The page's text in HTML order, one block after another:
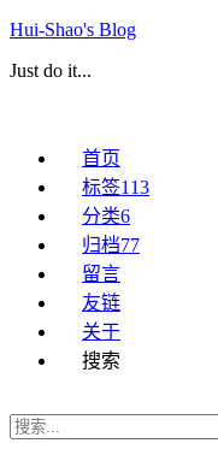
Hui-Shao's Blog
Just do it...
首页
标签113
分类6
归档77
留言
友链
关于
搜索